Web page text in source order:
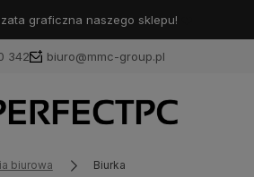
graficzna naszego sklepu!
342 biuro@mmc-group.pl
biurowa Biurka